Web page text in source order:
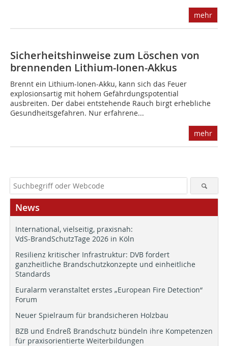
mehr
Sicherheitshinweise zum Löschen von
brennenden Lithium-Ionen-Akkus
Brennt ein Lithium-Ionen-Akku, kann sich das Feuer
explosionsartig mit hohem Gefährdungspotential
ausbreiten. Der dabei entstehende Rauch birgt erhebliche
Gesundheitsgefahren. Nur erfahrene...
mehr
News
International, vielseitig, praxisnah:
VdS-BrandSchutzTage 2026 in Köln
Resilienz kritischer Infrastruktur: DVB fordert
ganzheitliche Brandschutzkonzepte und einheitliche
Standards
Euralarm veranstaltet erstes „European Fire Detection“
Forum
Neuer Spielraum für brandsicheren Holzbau
BZB und Endreß Brandschutz bündeln ihre Kompetenzen
für praxisorientierte Weiterbildungen